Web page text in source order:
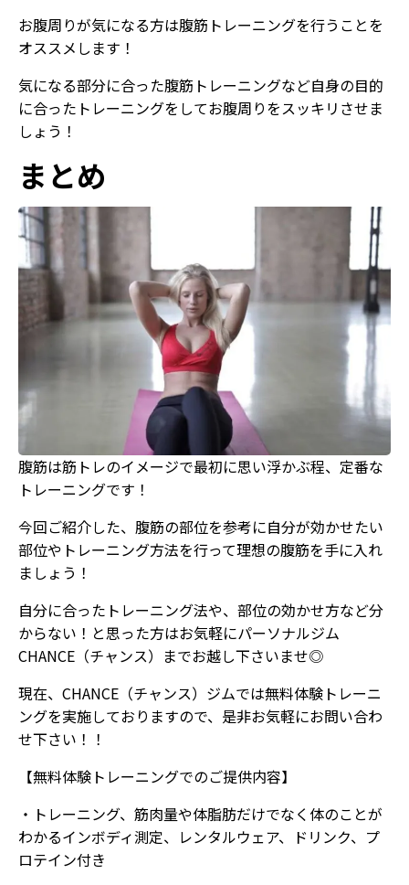
お腹周りが気になる方は腹筋トレーニングを行うことを
オススメします！
気になる部分に合った腹筋トレーニングなど自身の目的
に合ったトレーニングをしてお腹周りをスッキリさせま
しょう！
まとめ
腹筋は筋トレのイメージで最初に思い浮かぶ程、定番な
トレーニングです！
今回ご紹介した、腹筋の部位を参考に自分が効かせたい
部位やトレーニング方法を行って理想の腹筋を手に入れ
ましょう！
自分に合ったトレーニング法や、部位の効かせ方など分
からない！と思った方はお気軽にパーソナルジム
CHANCE（チャンス）までお越し下さいませ◎
現在、CHANCE（チャンス）ジムでは無料体験トレーニ
ングを実施しておりますので、是非お気軽にお問い合わ
せ下さい！！
【無料体験トレーニングでのご提供内容】
・トレーニング、筋肉量や体脂肪だけでなく体のことが
わかるインボディ測定、レンタルウェア、ドリンク、プ
ロテイン付き